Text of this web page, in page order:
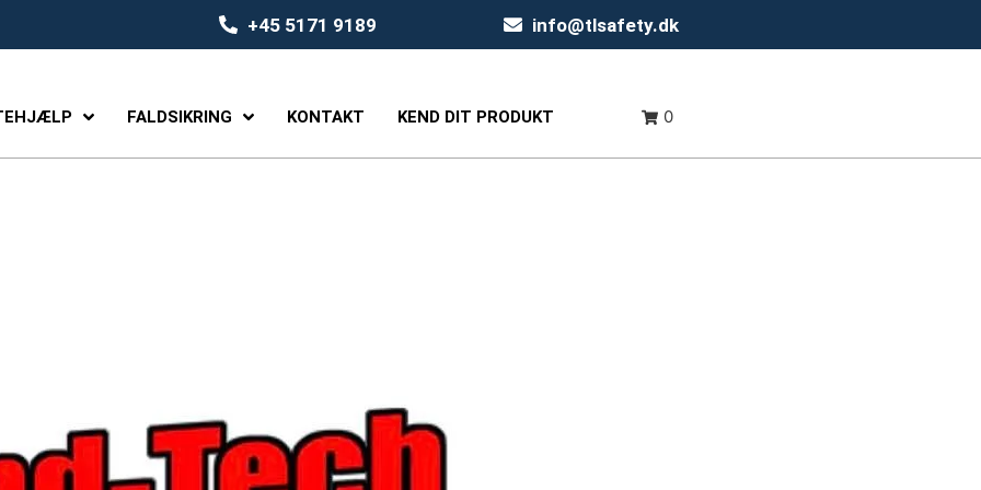
+45 5171 9189 info@tlsafety.dk
FALDSIKRING KONTAKT KEND DIT PRODUKT 0